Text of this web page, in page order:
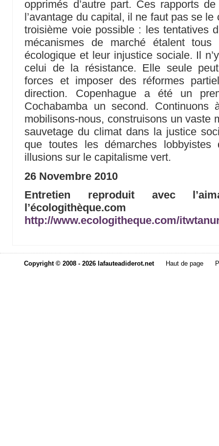
opprimés d’autre part. Ces rapports
l’avantage du capital, il ne faut pas se
troisième voie possible : les tentatives
mécanismes de marché étalent
écologique et leur injustice sociale. Il
celui de la résistance. Elle seule
forces et imposer des réformes
direction. Copenhague a été un
Cochabamba un second. Continuons
mobilisons-nous, construisons un vaste
sauvetage du climat dans la justice
que toutes les démarches
illusions sur le capitalisme vert.
26 Novembre 2010
Entretien reproduit avec
http://www.ecologitheque.com/
Copyright © 2008 - 2026 lafauteadiderot.net Haut de page